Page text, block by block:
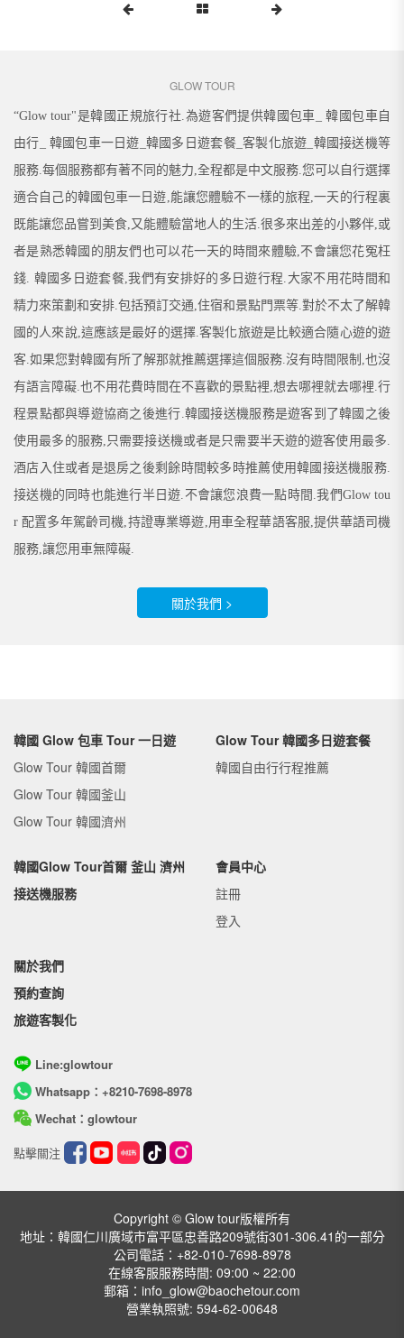
GLOW TOUR
“Glow tour"是韓國正規旅行社.為遊客們提供韓國包車_ 韓國包車自
由行_ 韓國包車一日遊_韓國多日遊套餐_客製化旅遊_韓國接送機等
服務.每個服務都有著不同的魅力,全程都是中文服務.您可以自行選擇
適合自己的韓國包車一日遊,能讓您體驗不一樣的旅程,一天的行程裏
既能讓您品嘗到美食,又能體驗當地人的生活.很多來出差的小夥伴,或
者是熟悉韓國的朋友們也可以花一天的時間來體驗,不會讓您花冤枉
錢. 韓國多日遊套餐,我們有安排好的多日遊行程.大家不用花時間和
精力來策劃和安排.包括預訂交通,住宿和景點門票等.對於不太了解韓
國的人來說,這應該是最好的選擇.客製化旅遊是比較適合隨心遊的遊
客.如果您對韓國有所了解那就推薦選擇這個服務.沒有時間限制,也沒
有語言障礙.也不用花費時間在不喜歡的景點裡,想去哪裡就去哪裡.行
程景點都與導遊協商之後進行.韓國接送機服務是遊客到了韓國之後
使用最多的服務,只需要接送機或者是只需要半天遊的遊客使用最多.
酒店入住或者是退房之後剩餘時間較多時推薦使用韓國接送機服務.
接送機的同時也能進行半日遊.不會讓您浪費一點時間.我們Glow tou
r 配置多年駕齡司機,持證專業導遊,用車全程華語客服,提供華語司機
服務,讓您用車無障礙.
關於我們 >
韓國 Glow 包車 Tour 一日遊
Glow Tour 韓國首爾
Glow Tour 韓國釜山
Glow Tour 韓國濟州
Glow Tour 韓國多日遊套餐
韓國自由行行程推薦
韓國Glow Tour首爾 釜山 濟州
接送機服務
會員中心
註冊
登入
關於我們
預約查詢
旅遊客製化
Line:glowtour
Whatsapp：+8210-7698-8978
Wechat：glowtour
點擊關注
Copyright © Glow tour版權所有
地址：韓國仁川廣域市富平區忠善路209號街301-306.41的一部分
公司電話：+82-010-7698-8978
在線客服服務時間: 09:00 ~ 22:00
郵箱：info_glow@baochetour.com
營業執照號: 594-62-00648